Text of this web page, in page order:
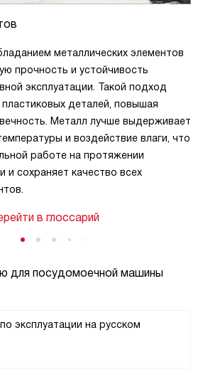
для посудомоечной машины
эксплуатации на русском
металлических элементов
прочность и устойчивость
эксплуатации. Такой подход
деталей, повышая
Металл лучше выдерживает
и воздействие влаги, что
работе на протяжении
и сохраняет качество всех
в глоссарий